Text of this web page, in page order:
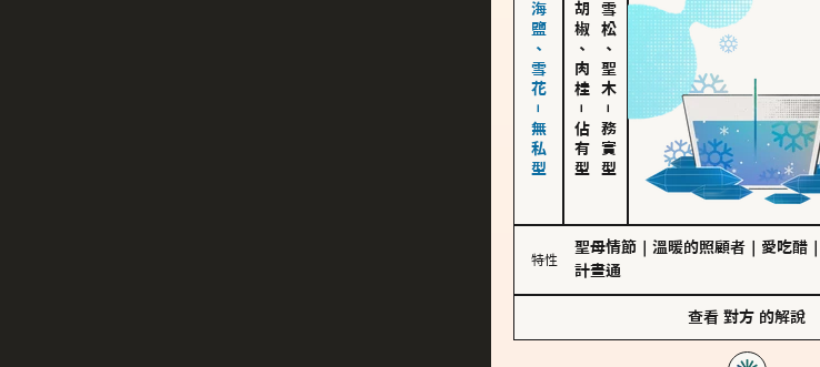
海鹽、雪花－無私型 胡椒、肉桂
－
佔有型
雪松、聖木
－
務實型
特性
聖母情節 溫暖的照顧者 愛吃醋
計畫通
查看 對方 的解說